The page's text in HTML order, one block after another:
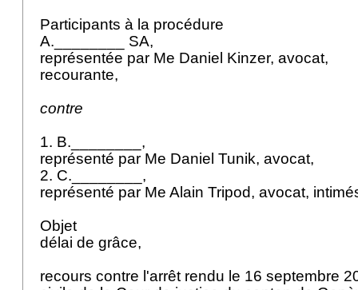
Participants à la procédure
A.________ SA,
représentée par Me Daniel Kinzer, avocat,
recourante,
contre
1. B.________,
représenté par Me Daniel Tunik, avocat,
2. C.________,
représenté par Me Alain Tripod, avocat,
Objet
délai de grâce,
recours contre l'arrêt rendu le 16 septembre